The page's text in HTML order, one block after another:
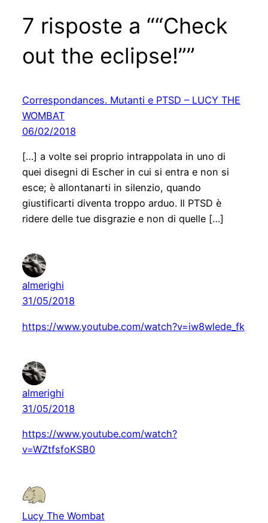
7 risposte a ““Check
out the eclipse!””
Correspondances. Mutanti e PTSD – LUCY THE
WOMBAT
06/02/2018
[…] a volte sei proprio intrappolata in uno di
quei disegni di Escher in cui si entra e non si
esce; è allontanarti in silenzio, quando
giustificarti diventa troppo arduo. Il PTSD è
ridere delle tue disgrazie e non di quelle […]
almerighi
31/05/2018
https://www.youtube.com/watch?v=iw8wlede_fk
almerighi
31/05/2018
https://www.youtube.com/watch?
v=WZtfsfoKSB0
Lucy The Wombat